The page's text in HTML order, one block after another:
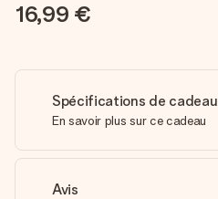
16,99 €
Spécifications de cadeau
En savoir plus sur ce cadeau
Avis